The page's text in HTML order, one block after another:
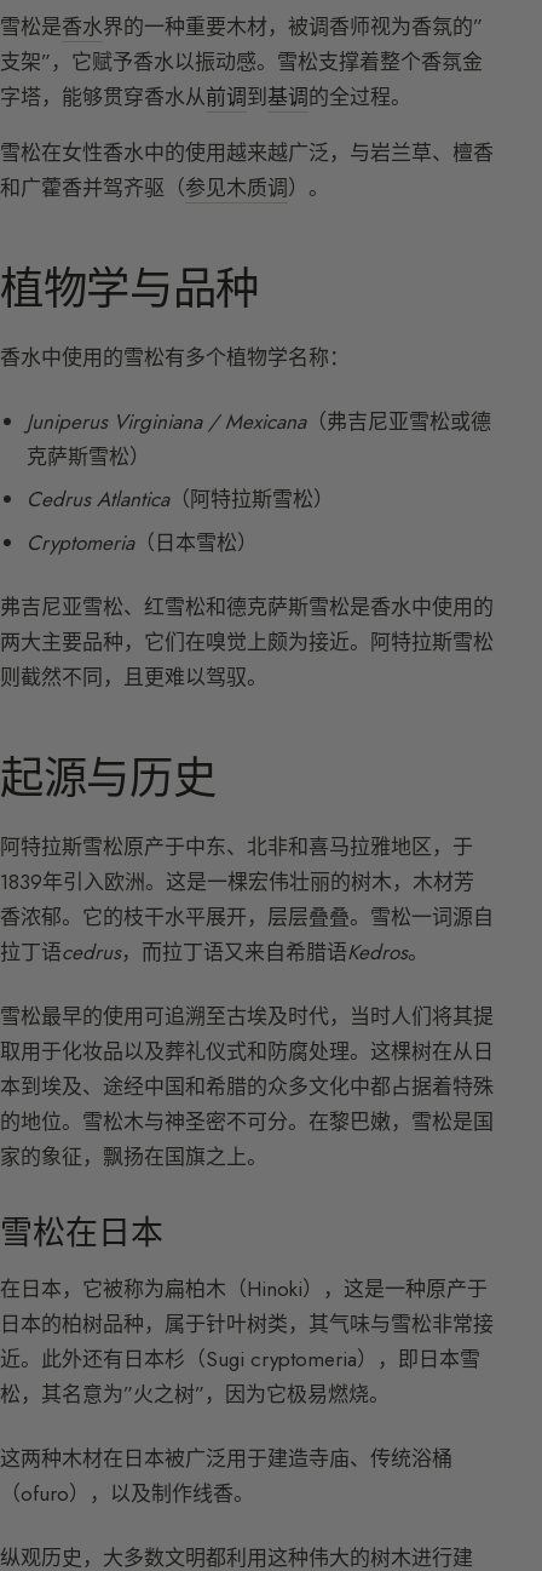
雪松是香水界的一种重要木材，被调香师视为香氛的”
支架”，它赋予香水以振动感。雪松支撑着整个香氛金
字塔，能够贯穿香水从前调到基调的全过程。
雪松在女性香水中的使用越来越广泛，与岩兰草、檀香
和广藿香并驾齐驱（参见木质调）。
植物学与品种
香水中使用的雪松有多个植物学名称：
Juniperus Virginiana / Mexicana（弗吉尼亚雪松或德
克萨斯雪松）
Cedrus Atlantica（阿特拉斯雪松）
Cryptomeria（日本雪松）
弗吉尼亚雪松、红雪松和德克萨斯雪松是香水中使用的
两大主要品种，它们在嗅觉上颇为接近。阿特拉斯雪松
则截然不同，且更难以驾驭。
起源与历史
阿特拉斯雪松原产于中东、北非和喜马拉雅地区，于
1839年引入欧洲。这是一棵宏伟壮丽的树木，木材芳
香浓郁。它的枝干水平展开，层层叠叠。雪松一词源自
拉丁语cedrus，而拉丁语又来自希腊语Kedros。
雪松最早的使用可追溯至古埃及时代，当时人们将其提
取用于化妆品以及葬礼仪式和防腐处理。这棵树在从日
本到埃及、途经中国和希腊的众多文化中都占据着特殊
的地位。雪松木与神圣密不可分。在黎巴嫩，雪松是国
家的象征，飘扬在国旗之上。
雪松在日本
在日本，它被称为扁柏木（Hinoki），这是一种原产于
日本的柏树品种，属于针叶树类，其气味与雪松非常接
近。此外还有日本杉（Sugi cryptomeria），即日本雪
松，其名意为”火之树”，因为它极易燃烧。
这两种木材在日本被广泛用于建造寺庙、传统浴桶
（ofuro），以及制作线香。
纵观历史，大多数文明都利用这种伟大的树木进行建